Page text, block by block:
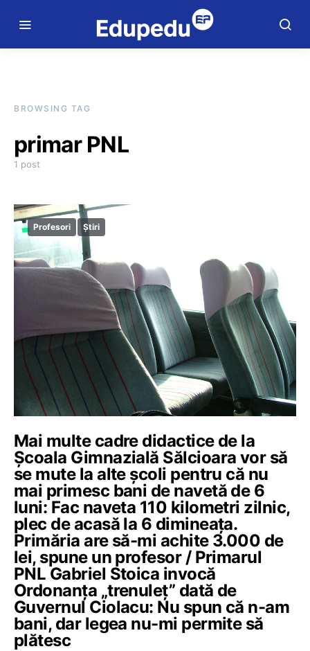
BROWSING TAG
primar PNL
1 post
Profesori Știri
Mai multe cadre didactice de la
Școala Gimnazială Sălcioara vor să
se mute la alte școli pentru că nu
mai primesc bani de navetă de 6
luni: Fac naveta 110 kilometri zilnic,
plec de acasă la 6 dimineața.
Primăria are să-mi achite 3.000 de
lei, spune un profesor / Primarul
PNL Gabriel Stoica invocă
Ordonanța „trenuleț” dată de
Guvernul Ciolacu: Nu spun că n-am
bani, dar legea nu-mi permite să
plătesc